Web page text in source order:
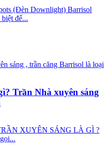
(Đèn Downlight) Barrisol
để...
sáng , trần căng Barrisol là loại
Trần Nhà xuyên sáng
XUYÊN SÁNG LÀ GÌ ?